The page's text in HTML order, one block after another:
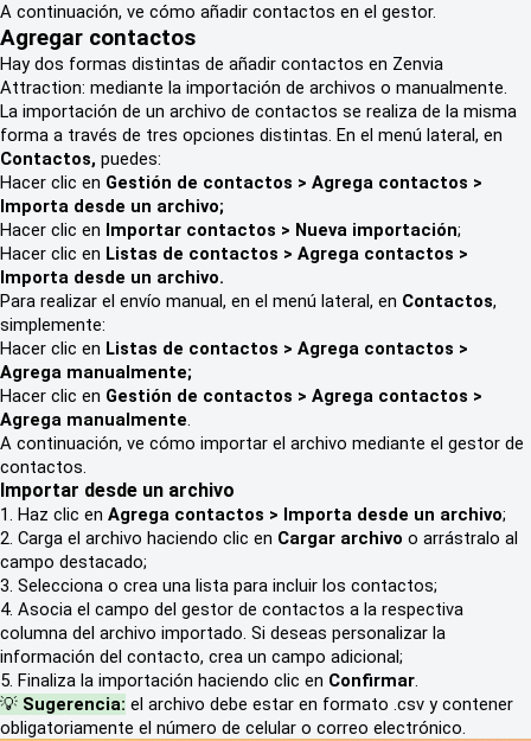
A continuación, ve cómo añadir contactos en el gestor.
Agregar contactos
Hay dos formas distintas de añadir contactos en Zenvia
Attraction: mediante la importación de archivos o manualmente.
La importación de un archivo de contactos se realiza de la misma
forma a través de tres opciones distintas. En el menú lateral, en
Contactos, puedes:
Hacer clic en Gestión de contactos > Agrega contactos >
Importa desde un archivo;
Hacer clic en Importar contactos > Nueva importación;
Hacer clic en Listas de contactos > Agrega contactos >
Importa desde un archivo.
Para realizar el envío manual, en el menú lateral, en Contactos,
simplemente:
Hacer clic en Listas de contactos > Agrega contactos >
Agrega manualmente;
Hacer clic en Gestión de contactos > Agrega contactos >
Agrega manualmente.
A continuación, ve cómo importar el archivo mediante el gestor de
contactos.
Importar desde un archivo
1. Haz clic en Agrega contactos > Importa desde un archivo;
2. Carga el archivo haciendo clic en Cargar archivo o arrástralo al
campo destacado;
3. Selecciona o crea una lista para incluir los contactos;
4. Asocia el campo del gestor de contactos a la respectiva
columna del archivo importado. Si deseas personalizar la
información del contacto, crea un campo adicional;
5. Finaliza la importación haciendo clic en Confirmar.
💡 Sugerencia: el archivo debe estar en formato .csv y contener
obligatoriamente el número de celular o correo electrónico.